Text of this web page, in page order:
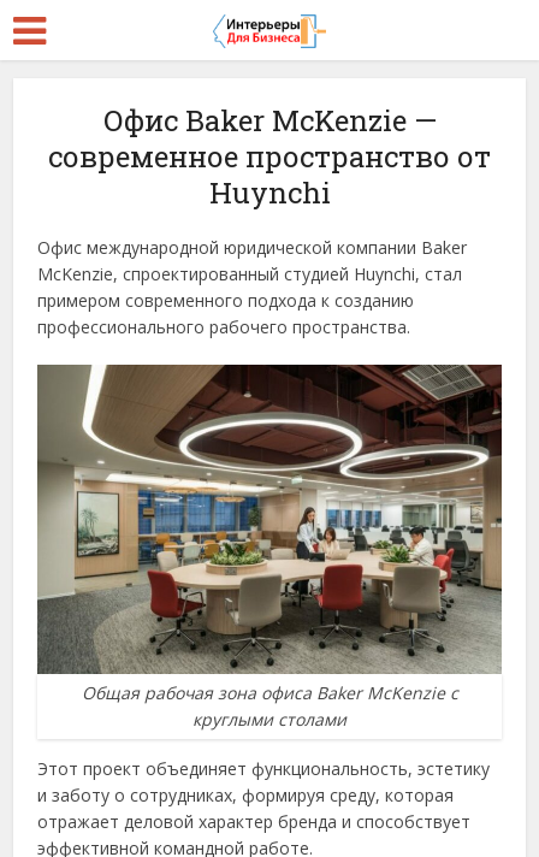
Офис Baker McKenzie —
современное пространство от
Huynchi
Офис международной юридической компании Baker
McKenzie, спроектированный студией Huynchi, стал
примером современного подхода к созданию
профессионального рабочего пространства.
Общая рабочая зона офиса Baker McKenzie с
круглыми столами
Этот проект объединяет функциональность, эстетику
и заботу о сотрудниках, формируя среду, которая
отражает деловой характер бренда и способствует
эффективной командной работе.